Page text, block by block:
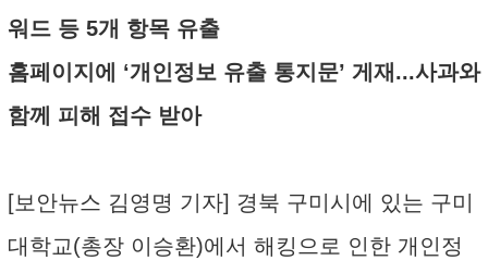
워드 등 5개 항목 유출
홈페이지에 ‘개인정보 유출 통지문’ 게재...사과와
함께 피해 접수 받아
[보안뉴스 김영명 기자] 경북 구미시에 있는 구미
대학교(총장 이승환)에서 해킹으로 인한 개인정